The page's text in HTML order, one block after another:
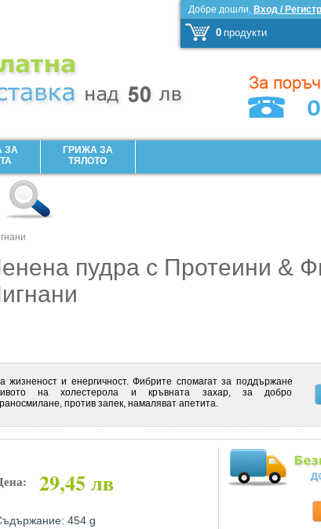
Добре дошли, Вход /
0 продукти
ЗА
ГРИЖА ЗА
ТЯЛОТО
пудра с Протеини &
жизненост и енергичност. Фибрите спомагат за поддържане
на холестерола и кръвната захар, за добро
против запек, намаляват апетита.
29,45 лв
454 g